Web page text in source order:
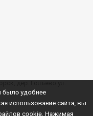
было удобнее
использование сайта, вы
cookie . Нажимая